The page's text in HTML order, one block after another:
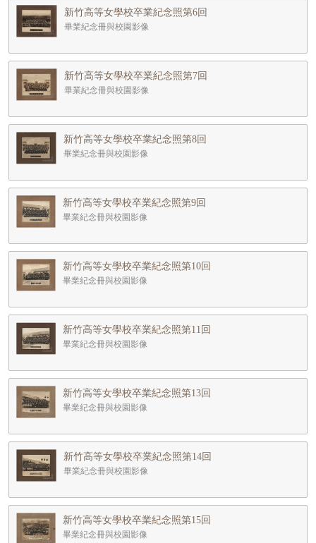
新竹高等女學校卒業紀念照第6回
畢業紀念冊與校園影像
新竹高等女學校卒業紀念照第7回
畢業紀念冊與校園影像
新竹高等女學校卒業紀念照第8回
畢業紀念冊與校園影像
新竹高等女學校卒業紀念照第9回
畢業紀念冊與校園影像
新竹高等女學校卒業紀念照第10回
畢業紀念冊與校園影像
新竹高等女學校卒業紀念照第11回
畢業紀念冊與校園影像
新竹高等女學校卒業紀念照第13回
畢業紀念冊與校園影像
新竹高等女學校卒業紀念照第14回
畢業紀念冊與校園影像
新竹高等女學校卒業紀念照第15回
畢業紀念冊與校園影像